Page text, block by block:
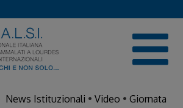
News Istituzionali •Video •Giornata